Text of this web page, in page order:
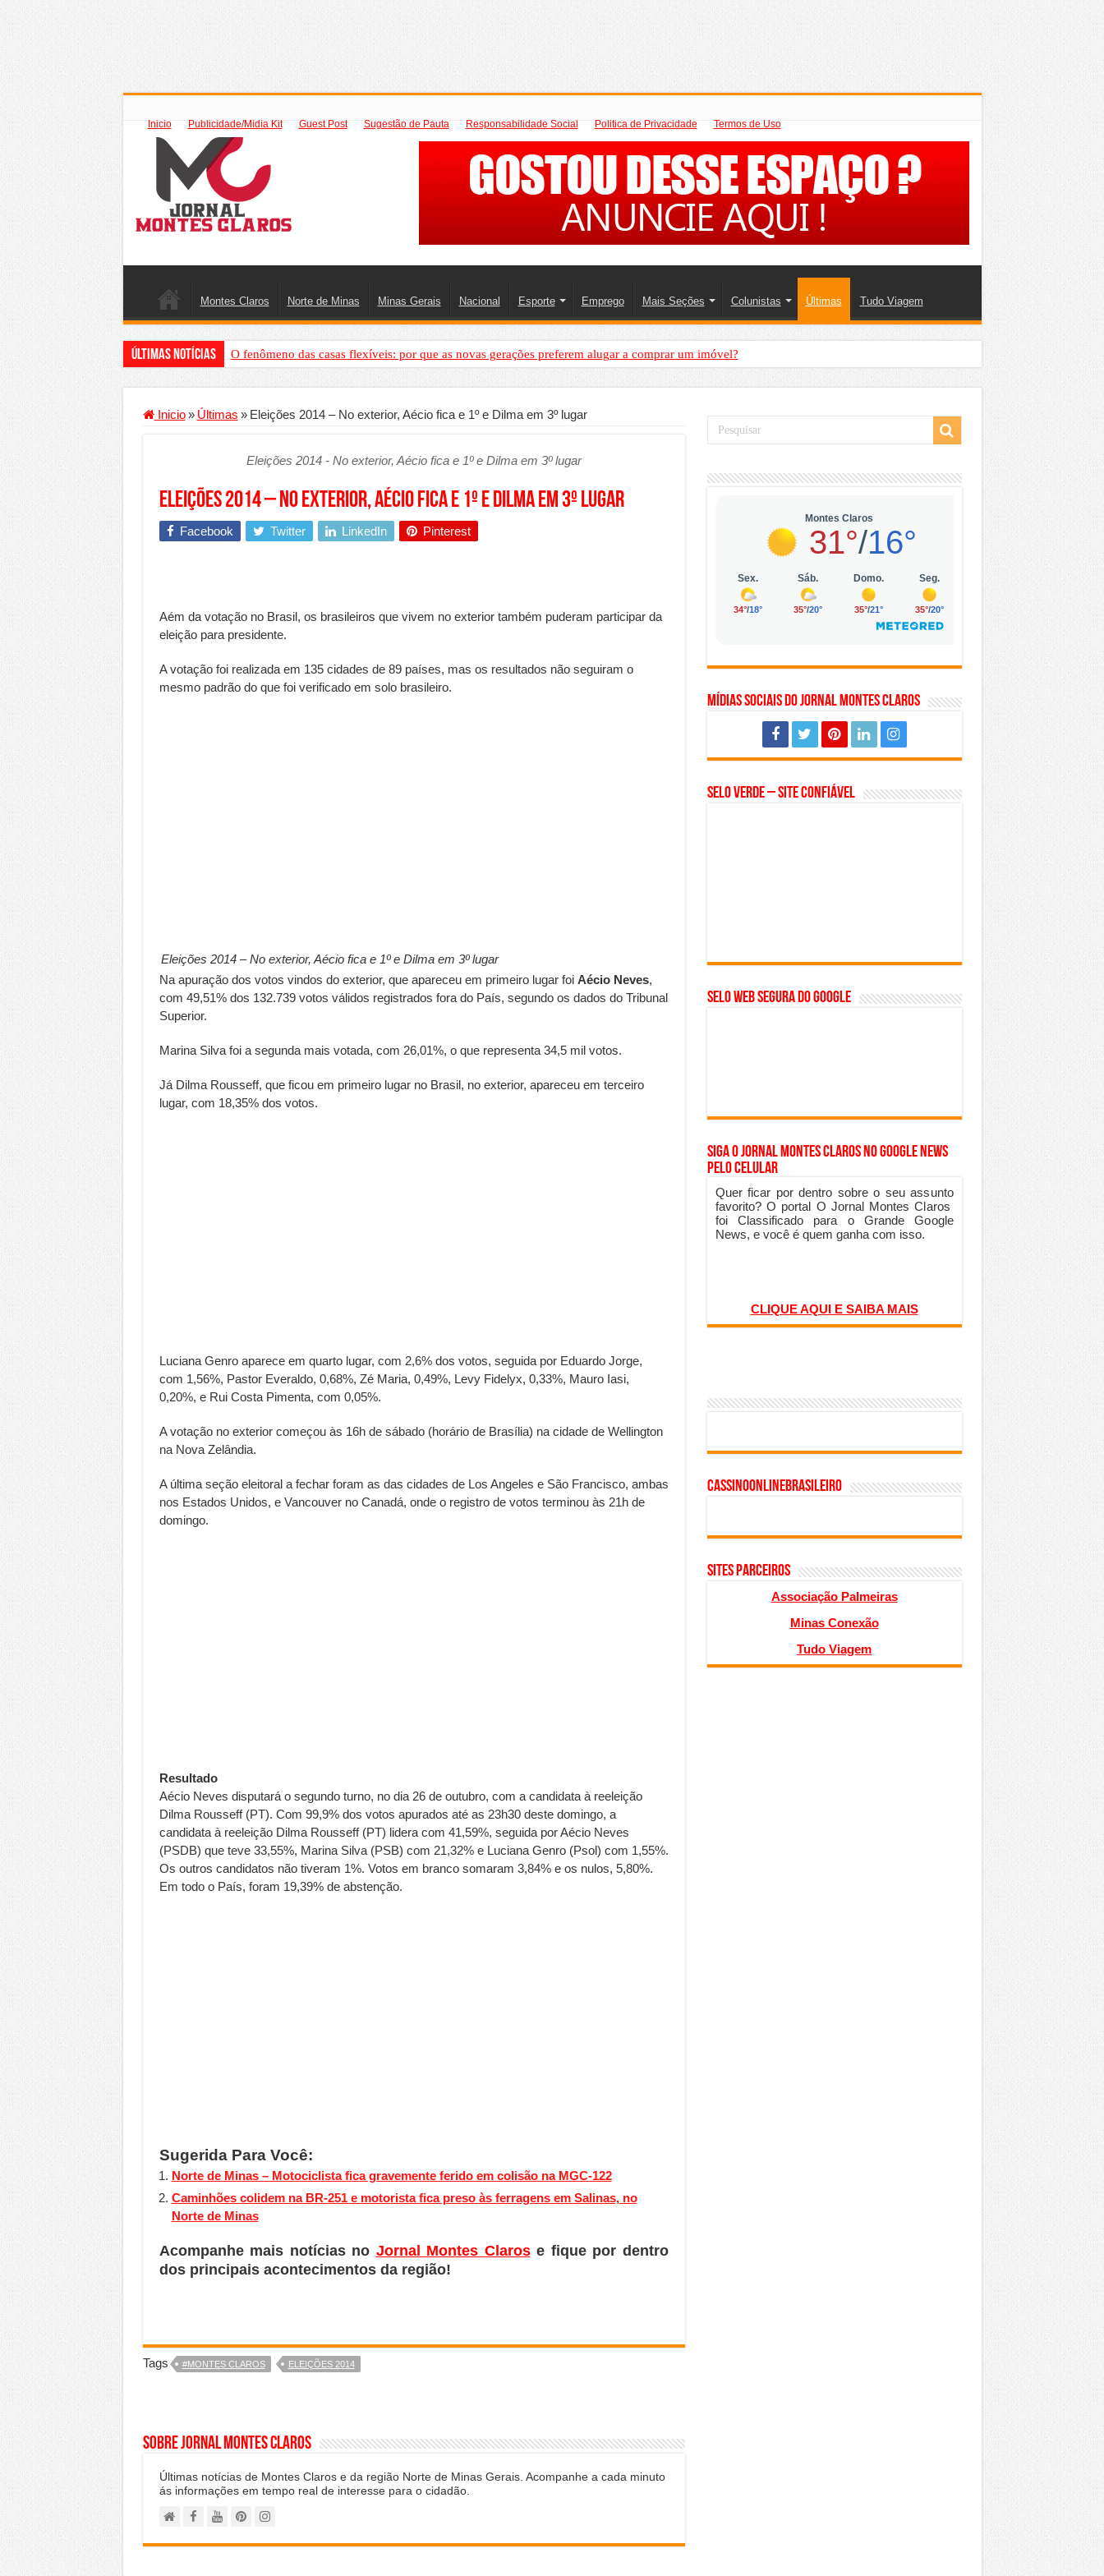
Inicio Publicidade/Midia Kit Guest Post Sugestão de Pauta Responsabilidade Social Politica de Privacidade Termos de Uso
Montes Claros Norte de Minas Minas Gerais Nacional Esporte Emprego Mais Seções Colunistas Últimas Tudo Viagem
Últimas Notícias O fenômeno das casas flexíveis: por que as novas gerações preferem alugar a comprar um imóvel?
Criador de Sites ou VPS: como saber a hora certa de evoluir sua infraestrutura digital
Conheça a melhor empresa de transfer passeios e traslados em Porto Seguro, Bahia
Mais da metade dos trabalhadores desconfia dos canais de denúncia das empresas
Comércio Interativo ganha força no Brasil com a chegada da VIVAMOMENTO ao polo empresarial da Vila Olímpia, em São Paulo
De economista a referência nacional: como Jaque Rosa ensina tarólogas a faturarem mais de R$ 10 mil no digital
Tomada de decisão estratégica: como usar dados e regulamentações a seu favor
Serralheria de Alumínio vs. Ferro: guia completo para escolher o portão ideal para seu imóvel
Inicio » Últimas » Eleições 2014 – No exterior, Aécio fica e 1º e Dilma em 3º lugar
Eleições 2014 - No exterior, Aécio fica e 1º e Dilma em 3º lugar
Eleições 2014 – No exterior, Aécio fica e 1º e Dilma em 3º lugar
Facebook Twitter LinkedIn Pinterest
Aém da votação no Brasil, os brasileiros que vivem no exterior também puderam participar da
eleição para presidente.
A votação foi realizada em 135 cidades de 89 países, mas os resultados não seguiram o
mesmo padrão do que foi verificado em solo brasileiro.
Eleições 2014 – No exterior, Aécio fica e 1º e Dilma em 3º lugar
Na apuração dos votos vindos do exterior, que apareceu em primeiro lugar foi Aécio Neves,
com 49,51% dos 132.739 votos válidos registrados fora do País, segundo os dados do Tribunal
Superior.
Marina Silva foi a segunda mais votada, com 26,01%, o que representa 34,5 mil votos.
Já Dilma Rousseff, que ficou em primeiro lugar no Brasil, no exterior, apareceu em terceiro
lugar, com 18,35% dos votos.
Luciana Genro aparece em quarto lugar, com 2,6% dos votos, seguida por Eduardo Jorge,
com 1,56%, Pastor Everaldo, 0,68%, Zé Maria, 0,49%, Levy Fidelyx, 0,33%, Mauro Iasi,
0,20%, e Rui Costa Pimenta, com 0,05%.
A votação no exterior começou às 16h de sábado (horário de Brasília) na cidade de Wellington
na Nova Zelândia.
A última seção eleitoral a fechar foram as das cidades de Los Angeles e São Francisco, ambas
nos Estados Unidos, e Vancouver no Canadá, onde o registro de votos terminou às 21h de
domingo.
Resultado
Aécio Neves disputará o segundo turno, no dia 26 de outubro, com a candidata à reeleição
Dilma Rousseff (PT). Com 99,9% dos votos apurados até as 23h30 deste domingo, a
candidata à reeleição Dilma Rousseff (PT) lidera com 41,59%, seguida por Aécio Neves
(PSDB) que teve 33,55%, Marina Silva (PSB) com 21,32% e Luciana Genro (Psol) com 1,55%.
Os outros candidatos não tiveram 1%. Votos em branco somaram 3,84% e os nulos, 5,80%.
Em todo o País, foram 19,39% de abstenção.
Sugerida Para Você:
Norte de Minas – Motociclista fica gravemente ferido em colisão na MGC-122
Caminhões colidem na BR-251 e motorista fica preso às ferragens em Salinas, no
Norte de Minas
Acompanhe mais notícias no Jornal Montes Clarose fique por dentro
dos principais acontecimentos da região!
Tags #MONTES CLAROS ELEIÇÕES 2014
Sobre Jornal Montes Claros
Últimas notícias de Montes Claros e da região Norte de Minas Gerais. Acompanhe a cada minuto
ás informações em tempo real de interesse para o cidadão.
Mídias Sociais do Jornal Montes Claros
Selo Verde – Site Confiável
SELO WEB SEGURA do GOOGLE
Siga o Jornal Montes Claros no Google News
pelo Celular
Quer ficar por dentro sobre o seu assunto
favorito? O portal O Jornal Montes Claros
foi Classificado para o Grande Google
News, e você é quem ganha com isso.
CLIQUE AQUI E SAIBA MAIS
cassinoonlinebrasileiro
SITES PARCEIROS
Associação Palmeiras
Minas Conexão
Tudo Viagem